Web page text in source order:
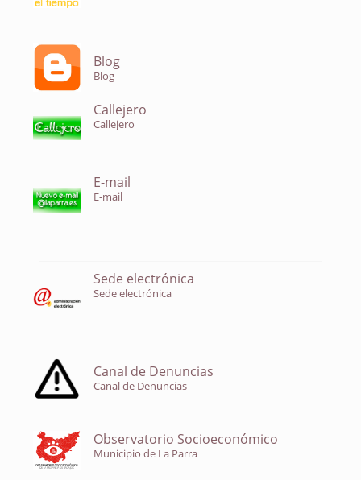
Blog
Blog
Callejero
Callejero
E-mail
E-mail
Sede electrónica
Sede electrónica
Canal de Denuncias
Canal de Denuncias
Observatorio Socioeconómico
Municipio de La Parra